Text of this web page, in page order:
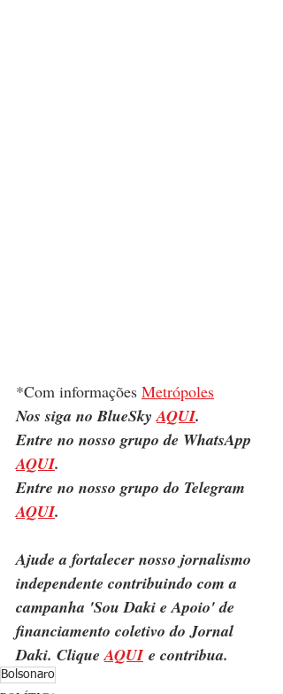
*Com informações Metrópoles
Nos siga no BlueSky AQUI.
Entre no nosso grupo de WhatsApp
AQUI.
Entre no nosso grupo do Telegram
AQUI.
Ajude a fortalecer nosso jornalismo
independente contribuindo com a
campanha 'Sou Daki e Apoio' de
financiamento coletivo do Jornal
Daki. Clique AQUI e contribua.
Bolsonaro